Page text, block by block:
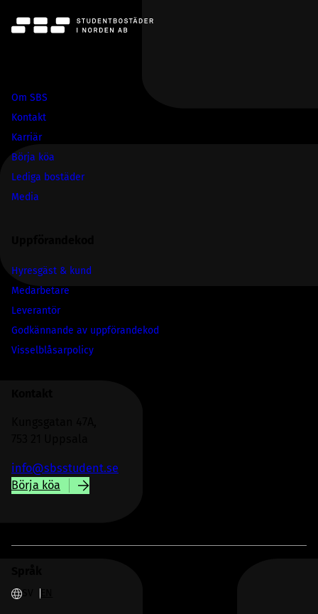
Om SBS
Kontakt
Karriär
Börja köa
Lediga bostäder
Media
Hyresgäst & kund
Medarbetare
Leverantör
Godkännande av uppförandekod
Visselblåsarpolicy
info@sbsstudent.se
Börja köa